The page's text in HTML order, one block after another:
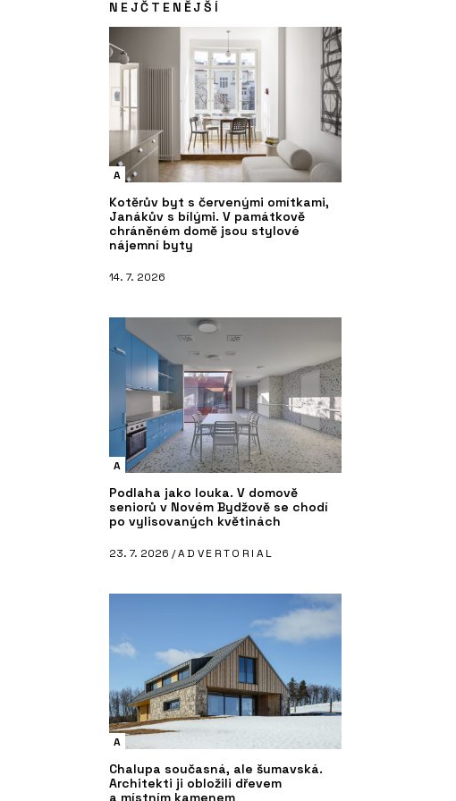
NEJČTENĚJŠÍ
A
Kotěrův byt s červenými omítkami,
Janákův s bílými. V památkově
chráněném domě jsou stylové
nájemní byty
14. 7. 2026
A
Podlaha jako louka. V domově
seniorů v Novém Bydžově se chodí
po vylisovaných květinách
23. 7. 2026 /ADVERTORIAL
A
Chalupa současná, ale šumavská.
Architekti ji obložili dřevem
a místním kamenem